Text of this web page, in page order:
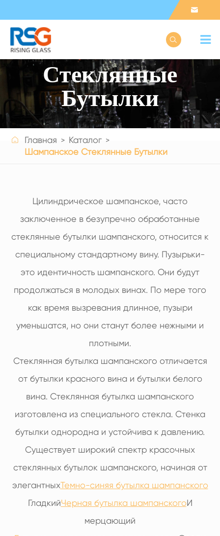


Шампанское
Стеклянные
Бутылки
Get a Quote
 Главная
Каталог
Шампанское Стеклянные Бутылки
Цилиндрическое шампанское, часто
заключенное в безупречно обработанные
стеклянные бутылки шампанского, относится к
специальному стандартному вину. Пузырьки-
это идентичность шампанского. Они будут
продолжаться в молодых винах. По мере того
как время вызревания длинное, пузыри
уменьшатся, но они станут более нежными и
плотными.
Стеклянная бутылка шампанского отличается
от бутылки красного вина и бутылки белого
вина. Стеклянная бутылка шампанского
изготовлена из специального стекла. Стенка
бутылки однородна и устойчива к давлению.
Существует широкий спектр красочных
стеклянных бутылок шампанского, начиная от
элегантныхТемно-синяя бутылка шампанского
ГладкийЧерная бутылка шампанскогоИ
мерцающий